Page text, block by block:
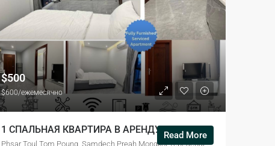
$500
$600/ежемесячно
1 СПАЛЬНАЯ КВАРТИРА В АРЕНДУ
Phsar Toul Tom Poung, Samdech Preah Mongkol Tepeachar Oum Soum (Street 163), Sangkat Tuol Tumpung Ti Pir, Khan Chamkar Mon, Phnom Penh, 120110, Cambodia
Read More
$61,200